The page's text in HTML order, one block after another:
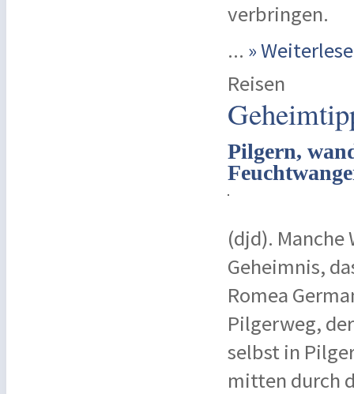
verbringen.
... »
Reisen
Pilgern,
(djd). Manche
Geheimnis,
Romea
Pilgerweg,
selbst in
mitten durch